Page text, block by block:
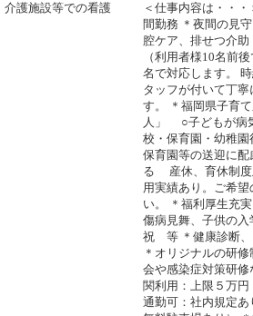
介護施設等での看護
＜仕事内容は・・
間勤務 ＊夜間の見
腔ケア、排せつ介
（利用者様10名前
名で対応します。
タッフが付いて丁
す。 ＊福岡県子育
人」 ○子どもが病
校・保育園・幼稚
保育園等の送迎に
る 産休、育休制度
用実績あり。ご希
い。 ＊福利厚生充
傷病見舞、子供の
祝 等 ＊健康診断、
＊オリジナルの研
会や感染症対策研
関利用：上限５万
通勤可：社内規定